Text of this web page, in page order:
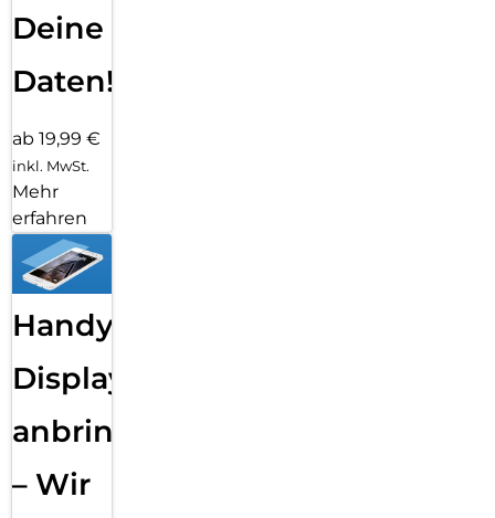
Deine
Daten!
ab 19,99 €
inkl. MwSt.
Mehr
erfahren
Handy
Displayfolie
anbringen
– Wir